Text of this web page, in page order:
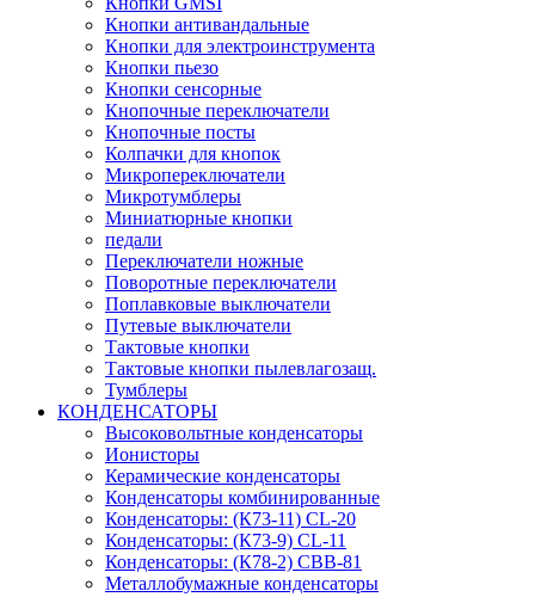
Кнопки антивандальные
Кнопки для электроинструмента
Кнопки пьезо
Кнопки сенсорные
Кнопочные переключатели
Кнопочные посты
Колпачки для кнопок
Микропереключатели
Микротумблеры
Миниатюрные кнопки
педали
Переключатели ножные
Поворотные переключатели
Поплавковые выключатели
Путевые выключатели
Тактовые кнопки
Тактовые кнопки пылевлагозащ.
Тумблеры
КОНДЕНСАТОРЫ
Высоковольтные конденсаторы
Ионисторы
Керамические конденсаторы
Конденсаторы комбинированные
Конденсаторы: (К73-11) CL-20
Конденсаторы: (К73-9) CL-11
Конденсаторы: (К78-2) CBB-81
Металлобумажные конденсаторы